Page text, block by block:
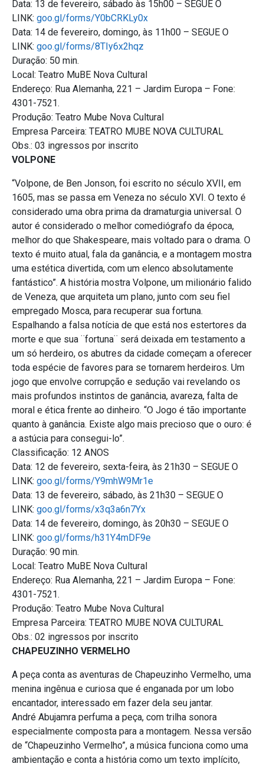
Data: 13 de fevereiro, sábado às 15h00 – SEGUE O
LINK: goo.gl/forms/Y0bCRKLy0x
Data: 14 de fevereiro, domingo, às 11h00 – SEGUE O
LINK: goo.gl/forms/8TIy6x2hqz
Duração: 50 min.
Local: Teatro MuBE Nova Cultural
Endereço: Rua Alemanha, 221 – Jardim Europa – Fone:
4301-7521.
Produção: Teatro Mube Nova Cultural
Empresa Parceira: TEATRO MUBE NOVA CULTURAL
Obs.: 03 ingressos por inscrito
VOLPONE
“Volpone, de Ben Jonson, foi escrito no século XVII, em
1605, mas se passa em Veneza no século XVI. O texto é
considerado uma obra prima da dramaturgia universal. O
autor é considerado o melhor comediógrafo da época,
melhor do que Shakespeare, mais voltado para o drama. O
texto é muito atual, fala da ganância, e a montagem mostra
uma estética divertida, com um elenco absolutamente
fantástico”. A história mostra Volpone, um milionário falido
de Veneza, que arquiteta um plano, junto com seu fiel
empregado Mosca, para recuperar sua fortuna.
Espalhando a falsa notícia de que está nos estertores da
morte e que sua ¨fortuna¨ será deixada em testamento a
um só herdeiro, os abutres da cidade começam a oferecer
toda espécie de favores para se tornarem herdeiros. Um
jogo que envolve corrupção e sedução vai revelando os
mais profundos instintos de ganância, avareza, falta de
moral e ética frente ao dinheiro. “O Jogo é tão importante
quanto à ganância. Existe algo mais precioso que o ouro: é
a astúcia para consegui-lo”.
Classificação: 12 ANOS
Data: 12 de fevereiro, sexta-feira, às 21h30 – SEGUE O
LINK: goo.gl/forms/Y9mhW9Mr1e
Data: 13 de fevereiro, sábado, às 21h30 – SEGUE O
LINK: goo.gl/forms/x3q3a6n7Yx
Data: 14 de fevereiro, domingo, às 20h30 – SEGUE O
LINK: goo.gl/forms/h31Y4mDF9e
Duração: 90 min.
Local: Teatro MuBE Nova Cultural
Endereço: Rua Alemanha, 221 – Jardim Europa – Fone:
4301-7521.
Produção: Teatro Mube Nova Cultural
Empresa Parceira: TEATRO MUBE NOVA CULTURAL
Obs.: 02 ingressos por inscrito
CHAPEUZINHO VERMELHO
A peça conta as aventuras de Chapeuzinho Vermelho, uma
menina ingênua e curiosa que é enganada por um lobo
encantador, interessado em fazer dela seu jantar.
André Abujamra perfuma a peça, com trilha sonora
especialmente composta para a montagem. Nessa versão
de “Chapeuzinho Vermelho”, a música funciona como uma
ambientação e conta a história como um texto implícito,